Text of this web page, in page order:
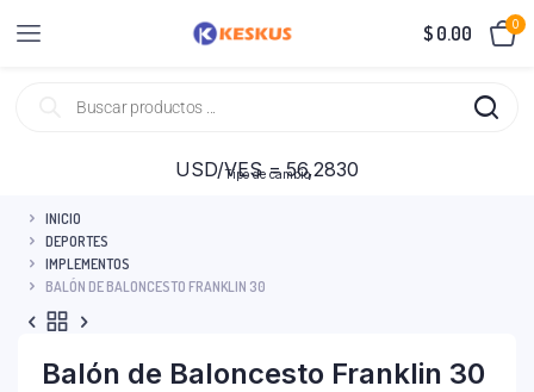
$ 0.00 0
Tipo de cambio
USD/VES = 56,2830
INICIO
DEPORTES
IMPLEMENTOS
BALÓN DE BALONCESTO FRANKLIN 30
Balón de Baloncesto Franklin 30